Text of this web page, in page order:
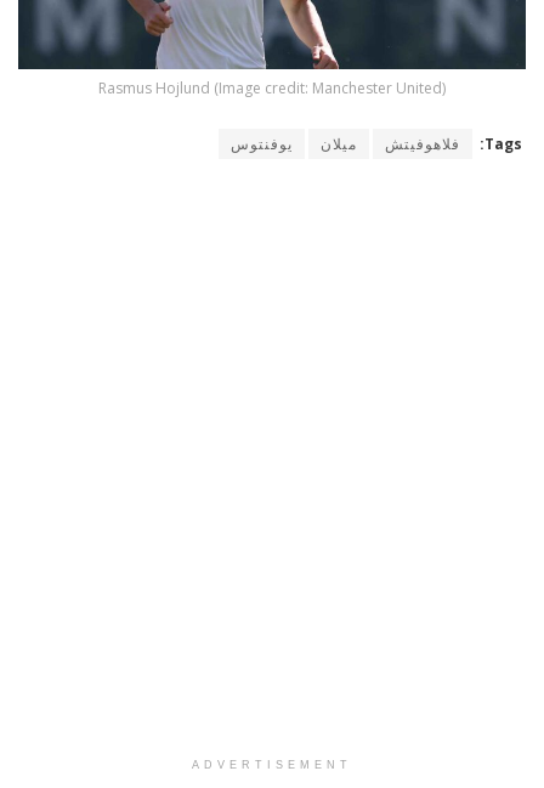
Rasmus Hojlund (Image credit: Manchester United)
Tags: فلاهوفيتش ميلان يوفنتوس
ADVERTISEMENT